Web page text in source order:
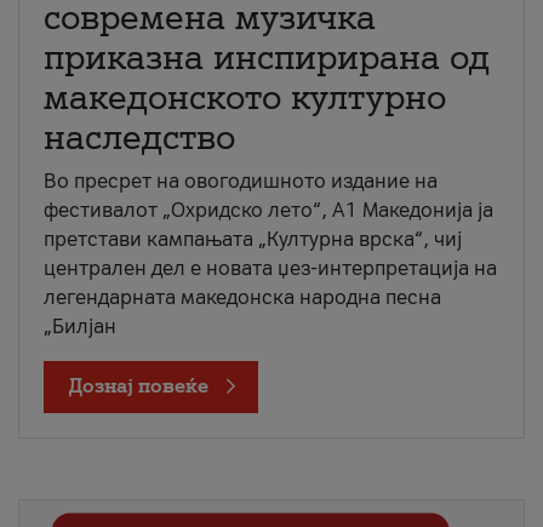
современа музичка
приказна инспирирана од
македонското културно
наследство
Во пресрет на овогодишното издание на
фестивалот „Охридско лето“, А1 Македонија ја
претстави кампањата „Културна врска“, чиј
централен дел е новата џез-интерпретација на
легендарната македонска народна песна
„Билјан
Дознај повеќе